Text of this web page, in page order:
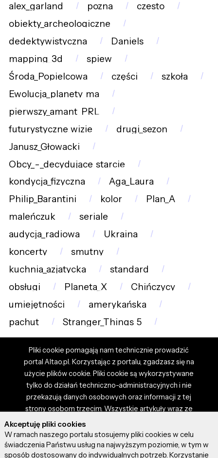
alex_garland
pozna
czesto
obiekty_archeologiczne
dedektywistyczna
Daniels
mapping_3d
spiew
Środa_Popielcowa
części
szkoła
Ewolucja_planety_ma
pierwszy_amant_PRL
futurystyczne_wizje
drugi_sezon
Janusz_Głowacki
Obcy_-_decydujące_starcie
kondycja_fizyczna
Aga_Laura
Philip_Barantini
kolor
Plan_A
maleńczuk
seriale
audycja_radiowa
Ukraina
koncerty
smutny
kuchnia_azjatycka
standard
obsługi
Planeta_X
Chińczycy
umiejętności
amerykańska
pachut
Stranger_Things_5
Pliki cookie pomagają nam technicznie prowadzić
portal Altao.pl. Korzystając z portalu, zgadzasz się na
użycie plików cookie. Pliki cookie są wykorzystywane
tylko do działań techniczno-administracyjnych i nie
przekazują danych osobowych oraz informacji z tej
strony osobom trzecim. Wszystkie artykuły wraz ze
zdjęciami i materiałami dostępnymi na portalu są
własnością użytkowników. Administrator i właściciel
portalu nie ponosi odpowiedzialności za tresci
prezentowane przez autorów artykułów. Dodając
Akceptuję pliki cookies
W ramach naszego portalu stosujemy pliki cookies w celu
świadczenia Państwu usług na najwyższym poziomie, w tym w
sposób dostosowany do indywidualnych potrzeb. Korzystanie